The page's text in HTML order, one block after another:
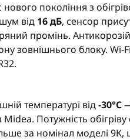
покоління з
від 16 дБ, сенсор
промінь.
зовнішнього блоку. Wi-
температурі від-30°C
Потужність обігріву
за номінал моделі 9К,